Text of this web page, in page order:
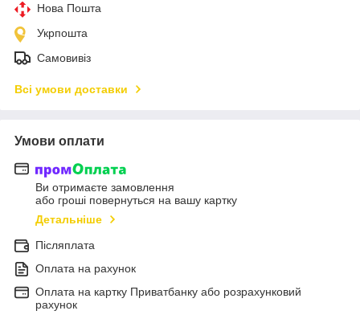
Нова Пошта
Укрпошта
Самовивіз
Всі умови доставки
Умови оплати
Ви отримаєте замовлення
або гроші повернуться на вашу картку
Детальніше
Післяплата
Оплата на рахунок
Оплата на картку Приватбанку або розрахунковий
рахунок